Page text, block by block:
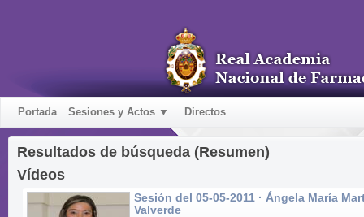
Portada Sesiones y Actos ▼ Directos
Resultados de búsqueda (Resumen)
Vídeos
Sesión del 05-05-2011 · Ángela María
Valverde